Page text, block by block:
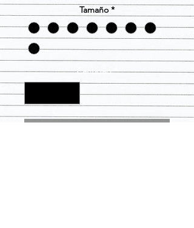
Tamaño *
Cantidad *